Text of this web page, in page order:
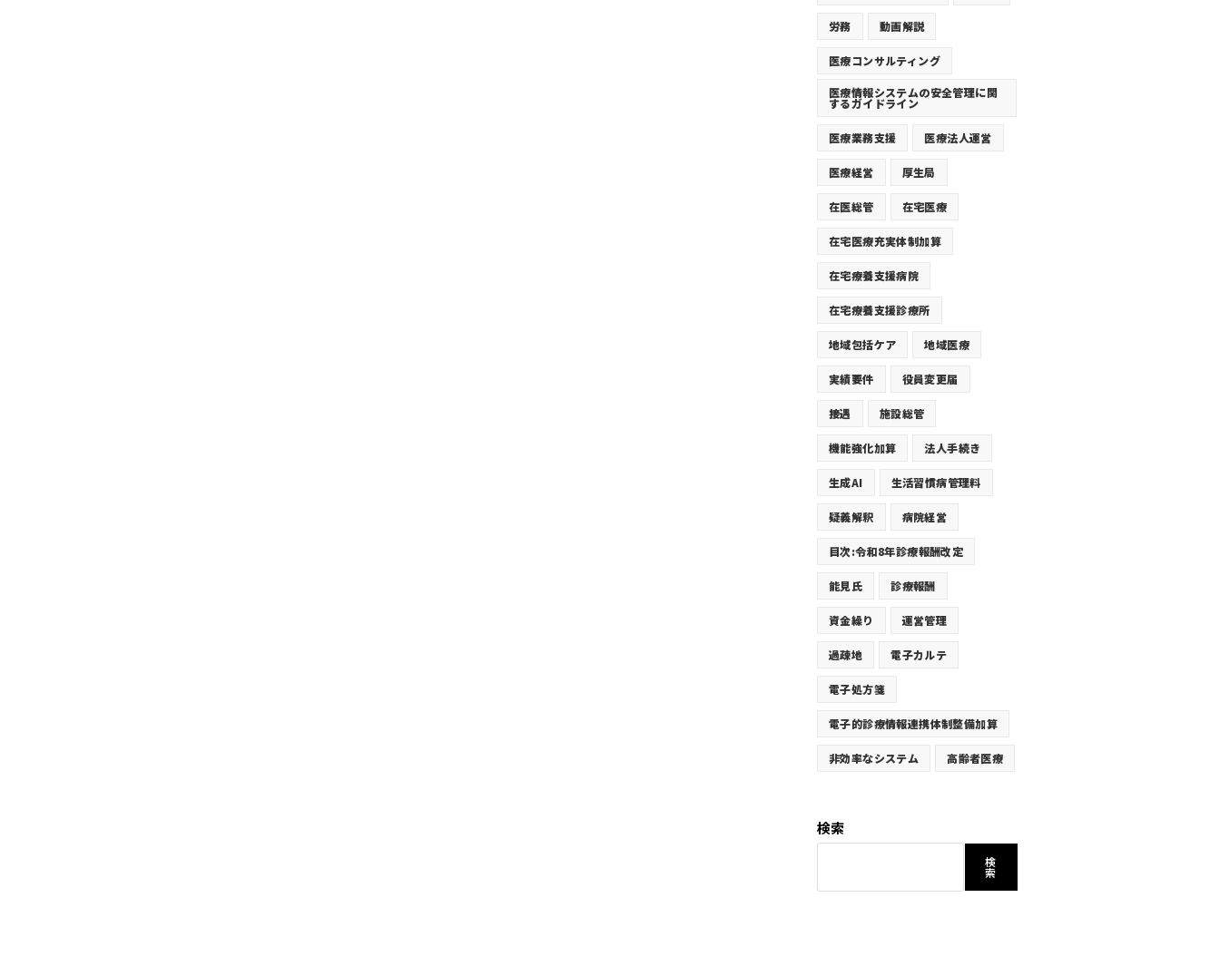
労務 動画解説
医療コンサルティング
医療情報システムの安全管理に関
するガイドライン
医療業務支援 医療法人運営
医療経営 厚生局
在医総管 在宅医療
在宅医療充実体制加算
在宅療養支援病院
在宅療養支援診療所
地域包括ケア 地域医療
実績要件 役員変更届
接遇 施設総管
機能強化加算 法人手続き
生成AI 生活習慣病管理料
疑義解釈 病院経営
目次:令和8年診療報酬改定
能見氏 診療報酬
資金繰り 運営管理
過疎地 電子カルテ
電子処方箋
電子的診療情報連携体制整備加算
非効率なシステム 高齢者医療
検索
検
索